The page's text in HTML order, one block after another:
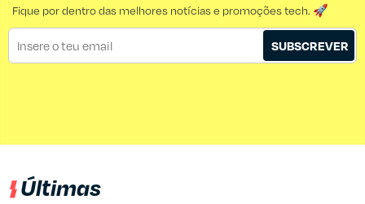
Fique por dentro das melhores notícias e promoções tech. 🚀
SUBSCREVER
Últimas